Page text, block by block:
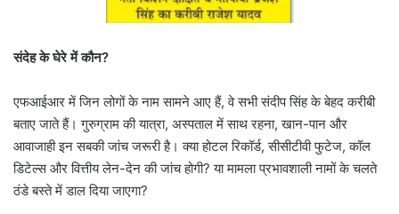
संदेह के घेरे में कौन?
एफआईआर में जिन लोगों के नाम सामने आए हैं, वे सभी संदीप सिंह के बेहद करीबी
बताए जाते हैं। गुरुग्राम की यात्रा, अस्पताल में साथ रहना, खान-पान और
आवाजाही इन सबकी जांच जरूरी है। क्या होटल रिकॉर्ड, सीसीटीवी फुटेज, कॉल
डिटेल्स और वित्तीय लेन-देन की जांच होगी? या मामला प्रभावशाली नामों के चलते
ठंडे बस्ते में डाल दिया जाएगा?